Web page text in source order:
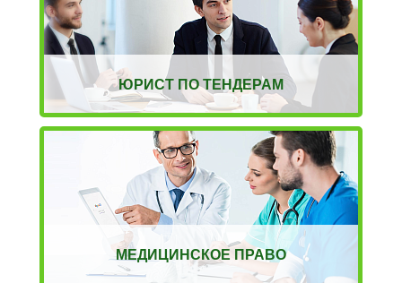
ЮРИСТ ПО ТЕНДЕРАМ
МЕДИЦИНСКОЕ ПРАВО